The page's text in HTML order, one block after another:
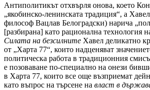
Антиполитикът отхвърля онова, което
„якобинско-ленинската традиция“, а
философ Вацлав Белоградски) нарича
[разбирана] като рационална технология
Силата на безсилните Хавел деликатно
от „Харта 77“, които надценяват
политическа работа в традиционния
е позоваване по-специално на онези
в Харта 77, които все още възприемат
като въпрос на търсене на власт в